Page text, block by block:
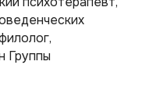
Группы